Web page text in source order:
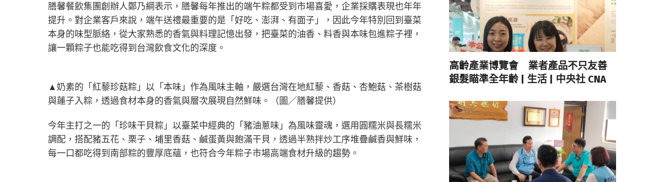
膳馨餐飲集團創辦人鄭乃綱表示，膳馨每年推出的端午粽都受到市場喜愛，企業採購表現也年年
提升。對企業客戶來說，端午送禮最重要的是「好吃、澎湃、有面子」，因此今年特別回到臺菜
本身的味型脈絡，從大家熟悉的香氣與料理記憶出發，把臺菜的油香、料香與本味包進粽子裡，
讓一顆粽子也能吃得到台灣飲食文化的深度。
▲奶素的「紅藜珍菇粽」以「本味」作為風味主軸，嚴選台灣在地紅藜、香菇、杏鮑菇、茶樹菇
與蓮子入粽，透過食材本身的香氣與層次展現自然鮮味。（圖╱膳馨提供）
今年主打之一的「珍味干貝粽」以臺菜中經典的「豬油蔥味」為風味靈魂，選用圓糯米與長糯米
調配，搭配豬五花、栗子、埔里香菇、鹹蛋黃與飽滿干貝，透過半熟拌炒工序堆疊鹹香與鮮味，
每一口都吃得到南部粽的豐厚底蘊，也符合今年粽子市場高端食材升級的趨勢。
高齡產業博覽會 業者產品不只友善
銀髮瞄準全年齡 | 生活 | 中央社 CNA